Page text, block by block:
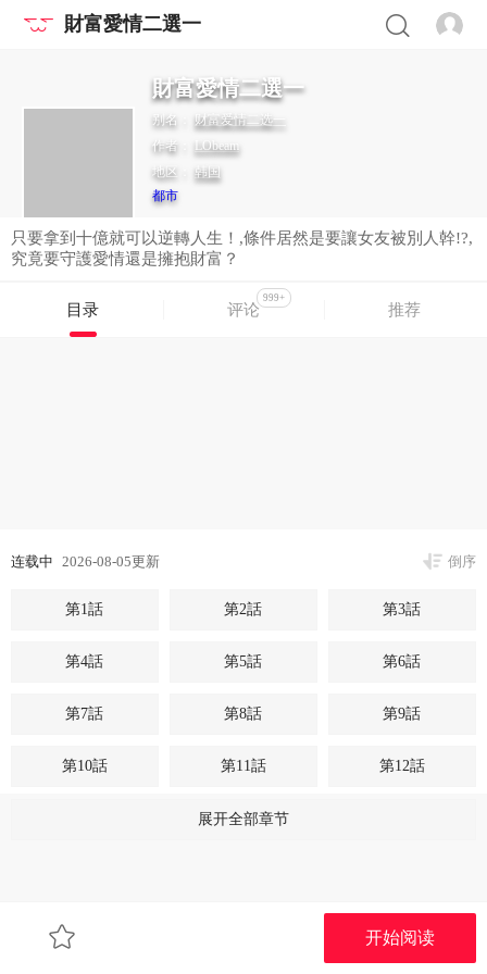
財富愛情二選一
財富愛情二選一
别名： 财富爱情二选一
作者： LObeam
地区： 韩国
都市
只要拿到十億就可以逆轉人生！,條件居然是要讓女友被別人幹!?,
究竟要守護愛情還是擁抱財富？
目录 评论
999+
推荐
连载中 2026-08-05更新 倒序
第1話 第2話 第3話
第4話 第5話 第6話
第7話 第8話 第9話
第10話 第11話 第12話
第14話
开始阅读
展开全部章节